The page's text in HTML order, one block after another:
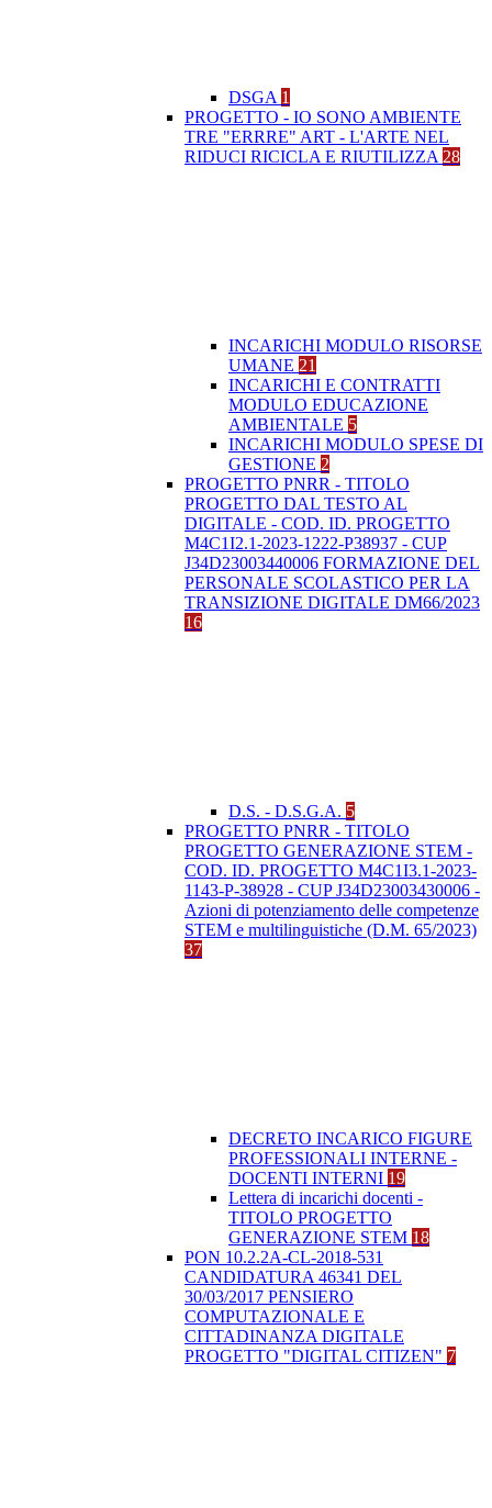
DSGA 1
PROGETTO - IO SONO AMBIENTE
TRE "ERRRE" ART - L'ARTE NEL
RIDUCI RICICLA E RIUTILIZZA 28
INCARICHI MODULO RISORSE
UMANE 21
INCARICHI E CONTRATTI
MODULO EDUCAZIONE
AMBIENTALE 5
INCARICHI MODULO SPESE DI
GESTIONE 2
PROGETTO PNRR - TITOLO
PROGETTO DAL TESTO AL
DIGITALE - COD. ID. PROGETTO
M4C1I2.1-2023-1222-P38937 - CUP
J34D23003440006 FORMAZIONE DEL
PERSONALE SCOLASTICO PER LA
TRANSIZIONE DIGITALE DM66/2023
16
D.S. - D.S.G.A. 5
PROGETTO PNRR - TITOLO
PROGETTO GENERAZIONE STEM -
COD. ID. PROGETTO M4C1I3.1-2023-
1143-P-38928 - CUP J34D23003430006 -
Azioni di potenziamento delle competenze
STEM e multilinguistiche (D.M. 65/2023)
37
DECRETO INCARICO FIGURE
PROFESSIONALI INTERNE -
DOCENTI INTERNI 19
Lettera di incarichi docenti -
TITOLO PROGETTO
GENERAZIONE STEM 18
PON 10.2.2A-CL-2018-531
CANDIDATURA 46341 DEL
30/03/2017 PENSIERO
COMPUTAZIONALE E
CITTADINANZA DIGITALE
PROGETTO "DIGITAL CITIZEN" 7